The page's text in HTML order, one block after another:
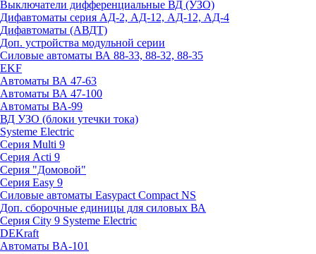
Выключатели дифференциальные ВД (УЗО)
Дифавтоматы серия АД-2, АД-12, АД-12, АД-4
Дифавтоматы (АВДТ)
Доп. устройства модульной серии
Силовые автоматы ВА 88-33, 88-32, 88-35
EKF
Автоматы ВА 47-63
Автоматы ВА 47-100
Автоматы ВА-99
ВД УЗО (блоки утечки тока)
Systeme Electric
Серия Multi 9
Серия Acti 9
Серия "Домовой"
Серия Easy 9
Силовые автоматы Easypact Compact NS
Доп. сборочные единицы для силовых ВА
Серия City 9 Systeme Electric
DEKraft
Автоматы BA-101